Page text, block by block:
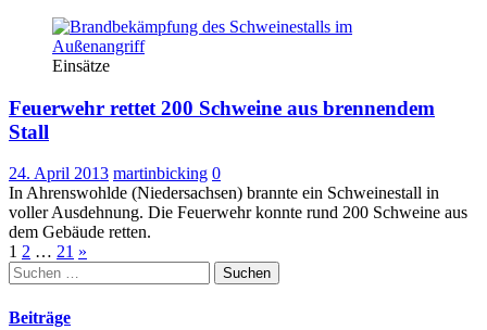
Einsätze
Feuerwehr rettet 200 Schweine aus brennendem
Stall
24. April 2013 martinbicking 0
In Ahrenswohlde (Niedersachsen) brannte ein Schweinestall in
voller Ausdehnung. Die Feuerwehr konnte rund 200 Schweine aus
dem Gebäude retten.
Seitennummerierung
der
Beiträge
1 2 … 21 »
Suchen
nach:
Beiträge